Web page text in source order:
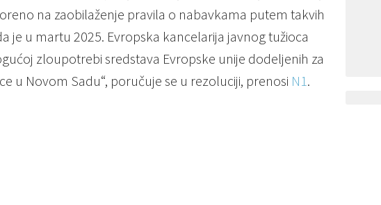
na zaobilaženje pravila o nabavkama putem takvih
je u martu 2025. Evropska kancelarija javnog tužioca
zloupotrebi sredstava Evropske unije dodeljenih za
u Novom Sadu“, poručuje se u rezoluciji, prenosi N1.